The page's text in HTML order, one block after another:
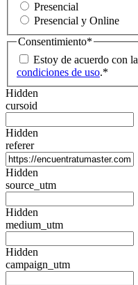
Presencial
Presencial y Online
Consentimiento*
Estoy de acuerdo con la
condiciones de uso.*
Hidden
cursoid
Hidden
referer
Hidden
source_utm
Hidden
medium_utm
Hidden
campaign_utm